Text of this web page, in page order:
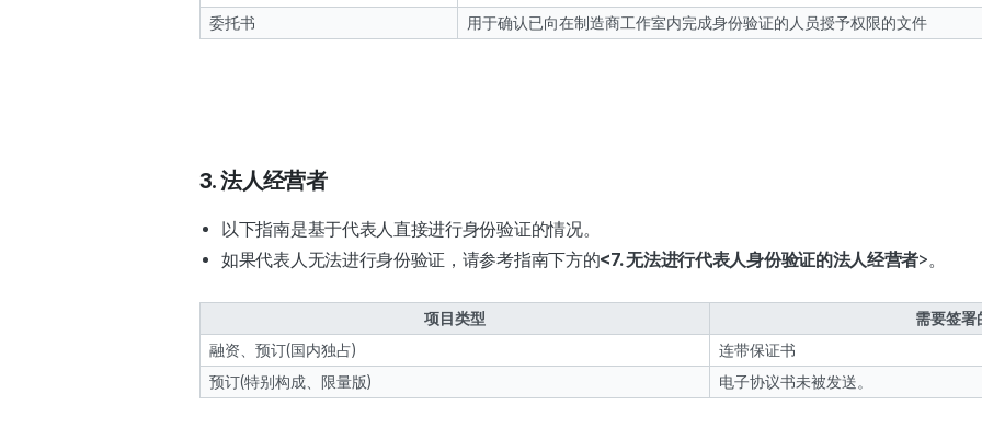
委托书
用于确认已向在制造商工作室内完成身份验证的人员授予权限的文件
3. 法人经营者
以下指南是基于代表人直接进行身份验证的情况。
如果代表人无法进行身份验证，请参考指南下方的<7. 无法进行代表人身份验证的法人经营者>。
项目类型
需要签署
融资、预订(国内独占)
连带保证书
预订(特别构成、限量版)
电子协议书未被发送。